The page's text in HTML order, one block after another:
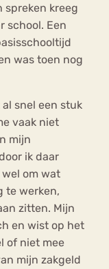
spreken kreeg
school. Een
was toen nog
snel een stuk
vaak niet
mijn
ik daar
om wat
te werken,
zitten. Mijn
en wist op het
of niet mee
mijn zakgeld